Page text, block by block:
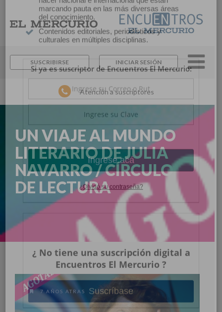
SUSCRIBIRSE INICIAR SESIÓN
Atención a suscriptores
UN VIAJE AL MUNDO
LITERARIO DE JULIA
NAVARRO / CÍRCULO
DE LECTURA
7 AÑOS ATRAS
Suscríbase y continúe
informándose sin límites.
×
los distintos actores de la noticia y del que
hacer nacional e internacional que están
del conocimiento.
culturales en múltiples disciplinas.
Si ya es suscriptor de Encuentros El Mercurio:
Ingrese acá
¿Olvidó su contraseña?